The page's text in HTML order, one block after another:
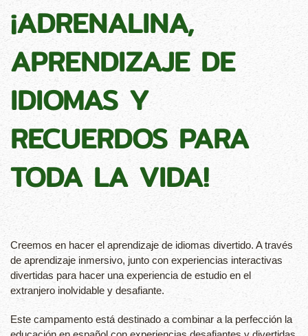
¡ADRENALINA,
APRENDIZAJE DE
IDIOMAS Y
RECUERDOS PARA
TODA LA VIDA!
Creemos en hacer el aprendizaje de idiomas divertido. A través
de aprendizaje inmersivo, junto con experiencias interactivas
divertidas para hacer una experiencia de estudio en el
extranjero inolvidable y desafiante.
Este campamento está destinado a combinar a la perfección la